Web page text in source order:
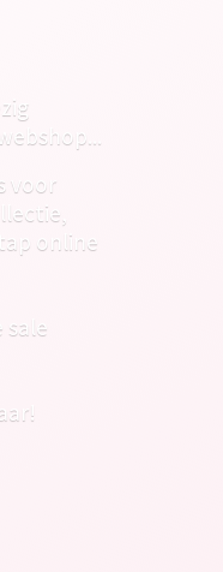
voor
online
sale